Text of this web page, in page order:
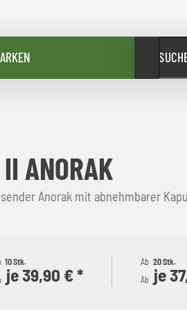
ANORAK
Anorak mit abnehmbarer
10 Stk.
je 39,90 € *
Ab 20 Stk.
Ab je